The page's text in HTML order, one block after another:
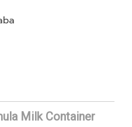
Milk Container